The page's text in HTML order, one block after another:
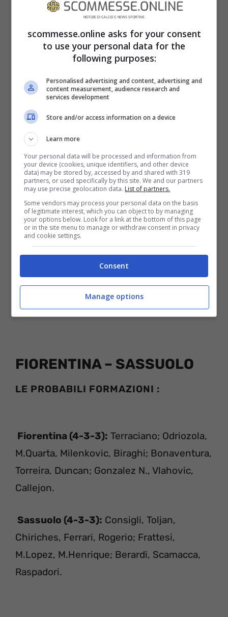
diretta streaming su DAZN, potrà essere
l’app dedicata. La piattaforma, da
quest’anno, detiene i diritti di trasmissione
di tutte le partite del massimo campionato
di calcio italiano.
METEO E CONDIZIONI DEL CAMPO:
Previsioni meteo: 4 gradi, sereno, campo in
ottimo stato.
FIORENTINA – SASSUOLO
LE PROBABILI FORMAZIONI :
Fiorentina (4-3-3): Terraciano; Odriozola,
M.Quarta, Milenkovic, Biraghi; Bonaventura,
Torreira, Duncan; Gonzalez N., Vlahovic,
Callejon.
Sassuolo (4-3-3): Consigli, Toljan,
Chiriches, Ferrari, Rogerio; Frattesi,
M.Lopez, M.Henrique; Berardi, Scamacca,
Raspadori.
scommesse.online asks for your consent
to use your personal data for the
following purposes:
Personalised advertising and content, advertising and
content measurement, audience research and
services development
Store and/or access information on a device
Learn more
Your personal data will be processed and information from
your device (cookies, unique identifiers, and other device
data) may be stored by, accessed by and shared with 319
partners, or used specifically by this site. We and our partners
may use precise geolocation data. List of partners.
Some vendors may process your personal data on the basis
of legitimate interest, which you can object to by managing
your options below. Look for a link at the bottom of this page
or in the site menu to manage or withdraw consent in privacy
and cookie settings.
Consent
Manage options